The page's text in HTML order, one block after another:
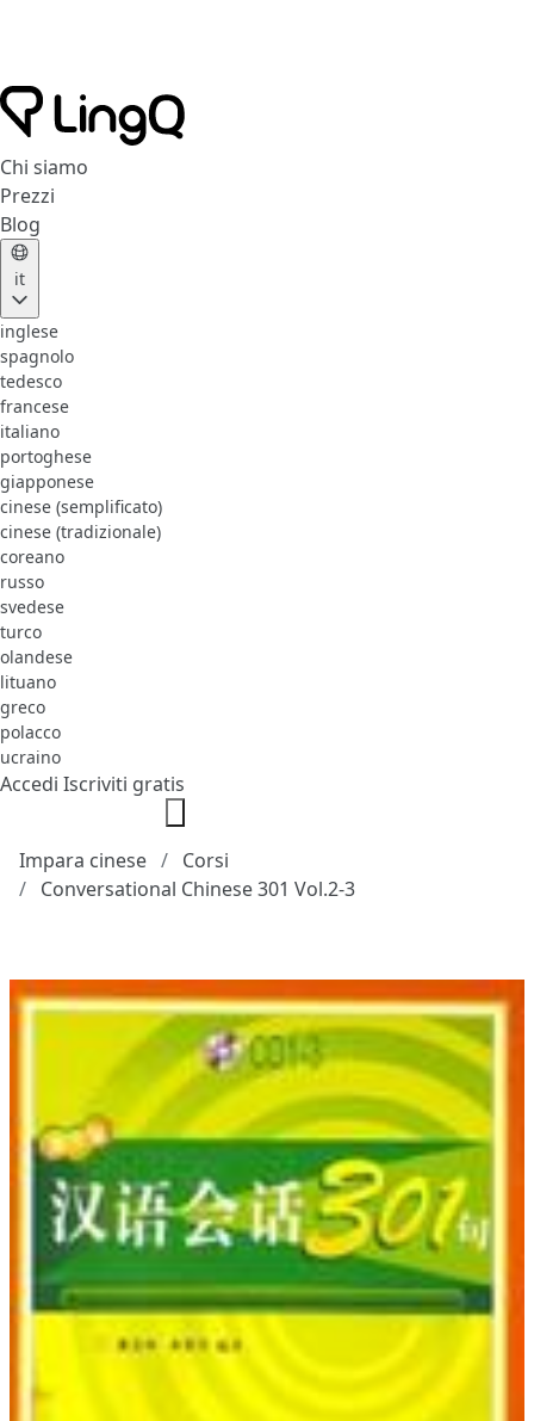
Chi siamo
Prezzi
Blog
it
inglese
spagnolo
tedesco
francese
italiano
portoghese
giapponese
cinese (semplificato)
cinese (tradizionale)
coreano
russo
svedese
turco
olandese
lituano
greco
polacco
ucraino
Accedi Iscriviti gratis
Impara cinese
Corsi
Conversational Chinese 301 Vol.2-3